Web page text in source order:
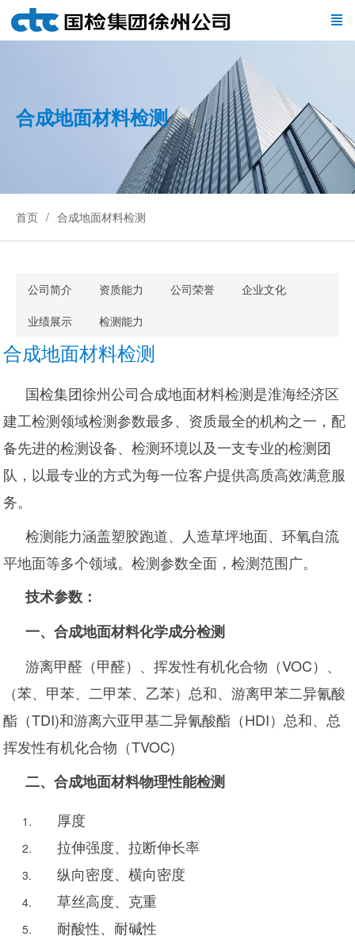
合成地面材料检测
首页 合成地面材料检测
公司简介 资质能力 公司荣誉
企业文化
业绩展示
检测能力
合成地面材料检测
国检集团徐州公司合成地面材料检测是淮海经济区
建工检测领域检测参数最多、资质最全的机构之一，配
备先进的检测设备、检测环境以及一支专业的检测团
队，以最专业的方式为每一位客户提供高质高效满意服
务。
检测能力涵盖塑胶跑道、人造草坪地面、环氧自流
平地面等多个领域。检测参数全面，检测范围广。
技术参数：
一、合成地面材料化学成分检测
游离甲醛（甲醛）、挥发性有机化合物（VOC）、
（苯、甲苯、二甲苯、乙苯）总和、游离甲苯二异氰酸
酯（TDI)和游离六亚甲基二异氰酸酯（HDI）总和、总
挥发性有机化合物（TVOC)
二、合成地面材料物理性能检测
厚度
拉伸强度、拉断伸长率
纵向密度、横向密度
草丝高度、克重
耐酸性、耐碱性